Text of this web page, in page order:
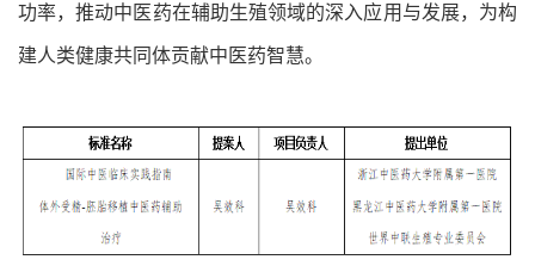
功率，推动中医药在辅助生殖领域的深入应用与发展，为构
建人类健康共同体贡献中医药智慧。